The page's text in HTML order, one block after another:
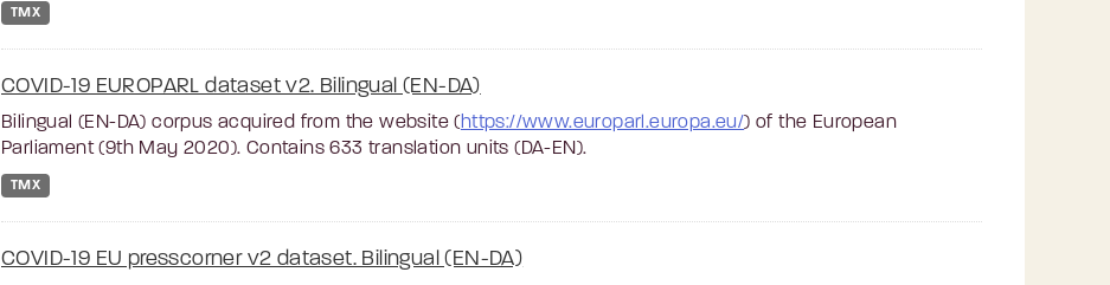
TMX
COVID-19 EUROPARL dataset v2. Bilingual (EN-DA)
Bilingual (EN-DA) corpus acquired from the website ( https://www.europarl.europa.eu/) of the European
Parliament (9th May 2020). Contains 633 translation units (DA-EN).
TMX
COVID-19 EU presscorner v2 dataset. Bilingual (EN-DA)